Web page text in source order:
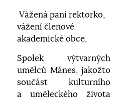
Vážená paní rektorko,
vážení členové
akademické obce,
Spolek výtvarných
umělců Mánes, jakožto
součást kulturního
a uměleckého života